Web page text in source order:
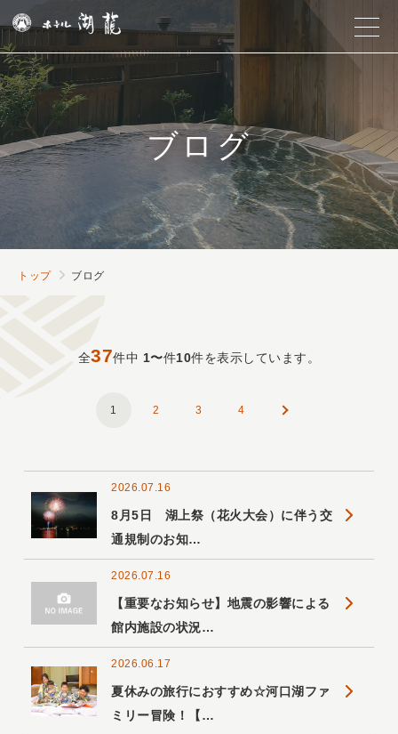
ブログ
トップ ブログ
全37件中 1〜件10件を表示しています。
1 2 3 4
2026.07.16
8月5日 湖上祭（花火大会）に伴う交
通規制のお知…
2026.07.16
【重要なお知らせ】地震の影響による
館内施設の状況…
2026.06.17
夏休みの旅行におすすめ☆河口湖ファ
ミリー冒険！【…